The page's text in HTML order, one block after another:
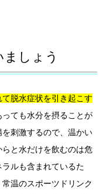
しょう
脱水症状を引き起こす
ても水分を摂ることが
刺激するので、温かい
と水だけを飲むのは危
ルも含まれているた
温のスポーツドリンク